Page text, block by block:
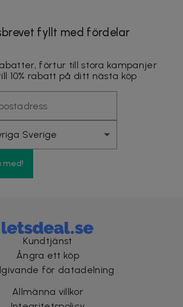
fyllt med fördelar
förtur till stora kampanjer
10% rabatt på ditt nästa köp
med!
Kundtjänst
Ångra ett köp
för datadelning
Allmänna villkor